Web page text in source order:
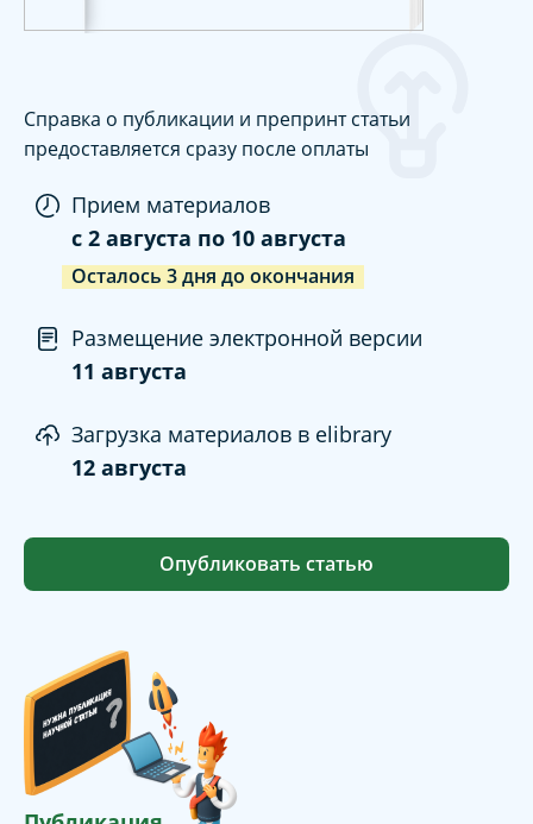
Справка о публикации и препринт статьи
предоставляется сразу после оплаты
Прием материалов
c 2 августа по 10 августа
Осталось 3дня до окончания
Размещение электронной версии
11 августа
Загрузка материалов в elibrary
12 августа
Опубликовать статью